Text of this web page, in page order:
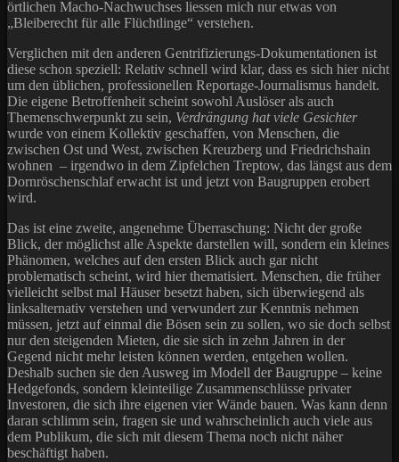
örtlichen Macho-Nachwuchses liessen mich nur etwas von
„Bleiberecht für alle Flüchtlinge“ verstehen.
Verglichen mit den anderen Gentrifizierungs-Dokumentationen ist
diese schon speziell: Relativ schnell wird klar, dass es sich hier nicht
um den üblichen, professionellen Reportage-Journalismus handelt.
Die eigene Betroffenheit scheint sowohl Auslöser als auch
Themenschwerpunkt zu sein, Verdrängung hat viele Gesichter
wurde von einem Kollektiv geschaffen, von Menschen, die
zwischen Ost und West, zwischen Kreuzberg und Friedrichshain
wohnen – irgendwo in dem Zipfelchen Treptow, das längst aus dem
Dornröschenschlaf erwacht ist und jetzt von Baugruppen erobert
wird.
Das ist eine zweite, angenehme Überraschung: Nicht der große
Blick, der möglichst alle Aspekte darstellen will, sondern ein kleines
Phänomen, welches auf den ersten Blick auch gar nicht
problematisch scheint, wird hier thematisiert. Menschen, die früher
vielleicht selbst mal Häuser besetzt haben, sich überwiegend als
linksalternativ verstehen und verwundert zur Kenntnis nehmen
müssen, jetzt auf einmal die Bösen sein zu sollen, wo sie doch selbst
nur den steigenden Mieten, die sie sich in zehn Jahren in der
Gegend nicht mehr leisten können werden, entgehen wollen.
Deshalb suchen sie den Ausweg im Modell der Baugruppe – keine
Hedgefonds, sondern kleinteilige Zusammenschlüsse privater
Investoren, die sich ihre eigenen vier Wände bauen. Was kann denn
daran schlimm sein, fragen sie und wahrscheinlich auch viele aus
dem Publikum, die sich mit diesem Thema noch nicht näher
beschäftigt haben.